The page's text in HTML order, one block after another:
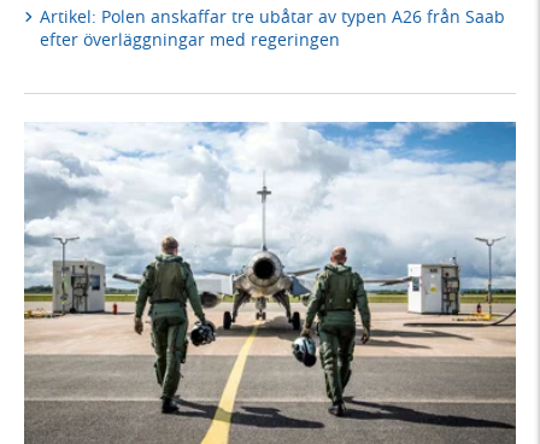
Artikel: Polen anskaffar tre ubåtar av typen A26 från Saab
efter överläggningar med regeringen